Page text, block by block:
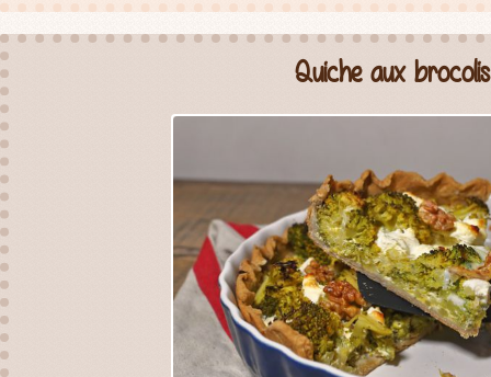
Quiche aux brocolis